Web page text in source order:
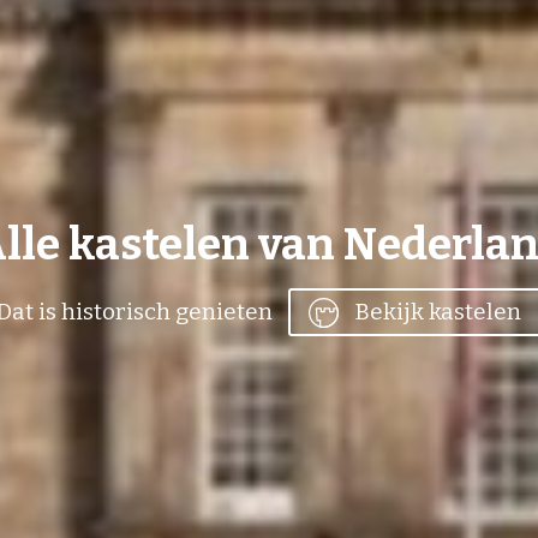
kastelen van
is historisch genieten Bekijk kastelen